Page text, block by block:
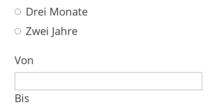
Drei Monate
Zwei Jahre
Von
Bis